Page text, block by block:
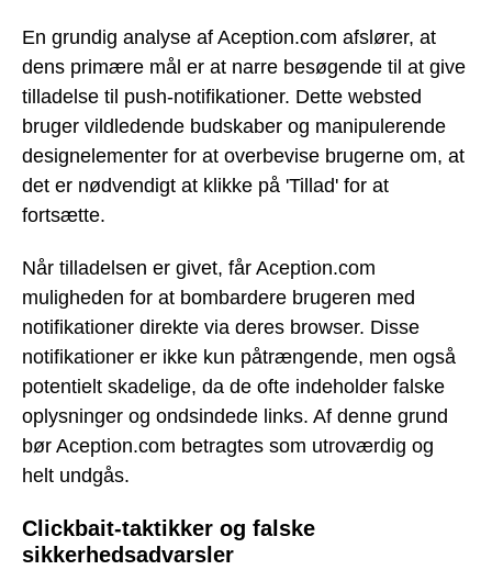
En grundig analyse af Aception.com afslører, at
dens primære mål er at narre besøgende til at give
tilladelse til push-notifikationer. Dette websted
bruger vildledende budskaber og manipulerende
designelementer for at overbevise brugerne om, at
det er nødvendigt at klikke på 'Tillad' for at
fortsætte.
Når tilladelsen er givet, får Aception.com
muligheden for at bombardere brugeren med
notifikationer direkte via deres browser. Disse
notifikationer er ikke kun påtrængende, men også
potentielt skadelige, da de ofte indeholder falske
oplysninger og ondsindede links. Af denne grund
bør Aception.com betragtes som utroværdig og
helt undgås.
Clickbait-taktikker og falske
sikkerhedsadvarsler